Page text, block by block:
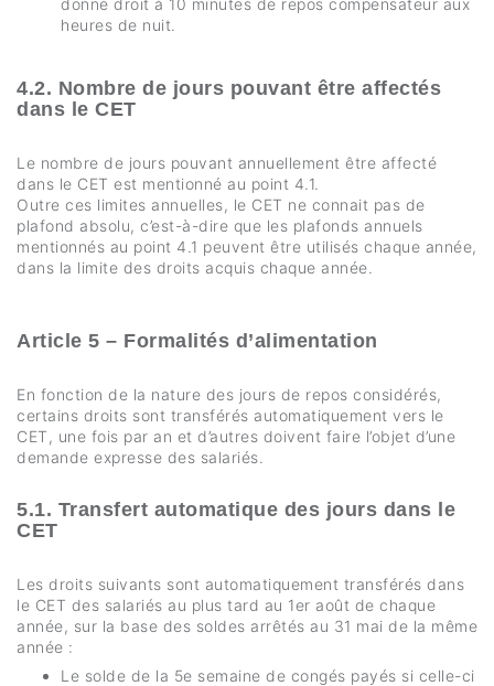
donne droit à 10 minutes de repos compensateur aux
heures de nuit.
4.2. Nombre de jours pouvant être affectés
dans le CET
Le nombre de jours pouvant annuellement être affecté
dans le CET est mentionné au point 4.1.
Outre ces limites annuelles, le CET ne connait pas de
plafond absolu, c’est-à-dire que les plafonds annuels
mentionnés au point 4.1 peuvent être utilisés chaque année,
dans la limite des droits acquis chaque année.
Article 5 – Formalités d’alimentation
En fonction de la nature des jours de repos considérés,
certains droits sont transférés automatiquement vers le
CET, une fois par an et d’autres doivent faire l’objet d’une
demande expresse des salariés.
5.1. Transfert automatique des jours dans le
CET
Les droits suivants sont automatiquement transférés dans
le CET des salariés au plus tard au 1er août de chaque
année, sur la base des soldes arrêtés au 31 mai de la même
année :
Le solde de la 5e semaine de congés payés si celle-ci